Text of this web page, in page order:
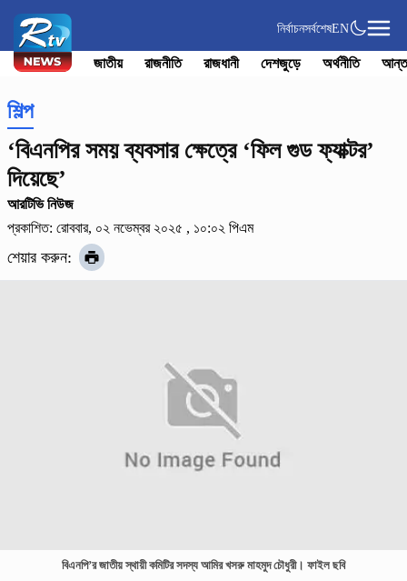
নির্বাচনসর্বশেষEN
জাতীয় রাজনীতি রাজধানী দেশজুড়ে অর্থনীতি
শিল্প
‘বিএনপির সময় ব্যবসার ক্ষেত্রে ‘ফিল গুড ফ্যাক্টর’
দিয়েছে’
আরটিভি নিউজ
প্রকাশিত: রোববার, ০২ নভেম্বর ২০২৫ , ১০:০২ পিএম
শেয়ার করুন:
বিএনপি’র জাতীয় স্থায়ী কমিটির সদস্য আমির খসরু মাহমুদ চৌধুরী। ফাইল ছবি